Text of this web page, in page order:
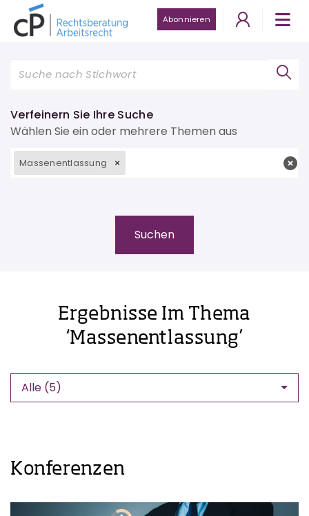
Abonnieren
Verfeinern Sie Ihre Suche
Wählen Sie ein oder mehrere Themen aus
Massenentlassung
Ergebnisse Im Thema
‘Massenentlassung’
Alle (5)
Konferenzen